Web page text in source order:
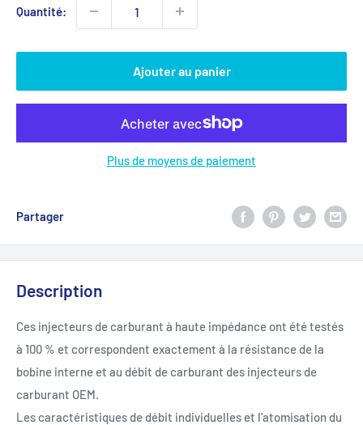
Quantité:
Ajouter au panier
Plus de moyens de paiement
Partager
Description
Ces injecteurs de carburant à haute impédance ont été testés
à 100 % et correspondent exactement à la résistance de la
bobine interne et au débit de carburant des injecteurs de
carburant OEM.
Les caractéristiques de débit individuelles et l'atomisation du